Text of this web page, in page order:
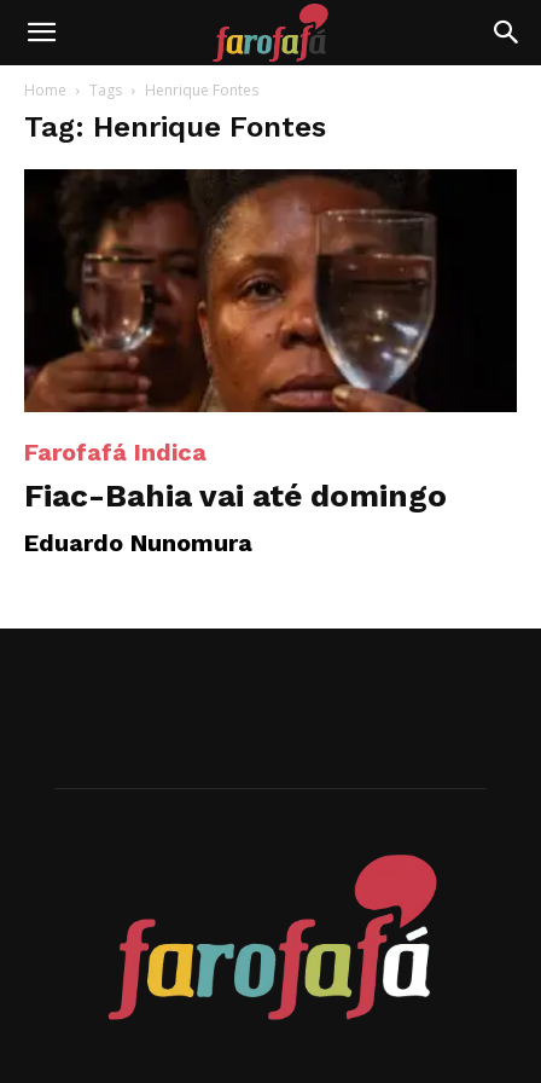
Farofafá
Home Tags Henrique Fontes
Tag: Henrique Fontes
Farofafá Indica
Fiac-Bahia vai até domingo
Eduardo Nunomura